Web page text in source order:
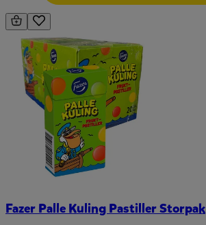
Fazer Palle Kuling Pastiller Storpak